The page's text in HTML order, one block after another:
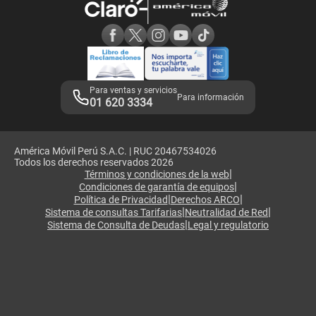
Adquirientes iPhone 6, 6S y SE
Mensaje de Seguridad
Términos y Condiciones de Tienda Claro
Libro de Reclamaciones
Legales de marketplace
Para ventas y servicios
01 620 3334 Para información
América Móvil Perú S.A.C. | RUC 20467534026
Todos los derechos reservados 2026
Términos y condiciones de la web|
Condiciones de garantía de equipos|
Política de Privacidad|Derechos ARCO|
Sistema de consultas Tarifarias|Neutralidad de Red|
Sistema de Consulta de Deudas|Legal y regulatorio